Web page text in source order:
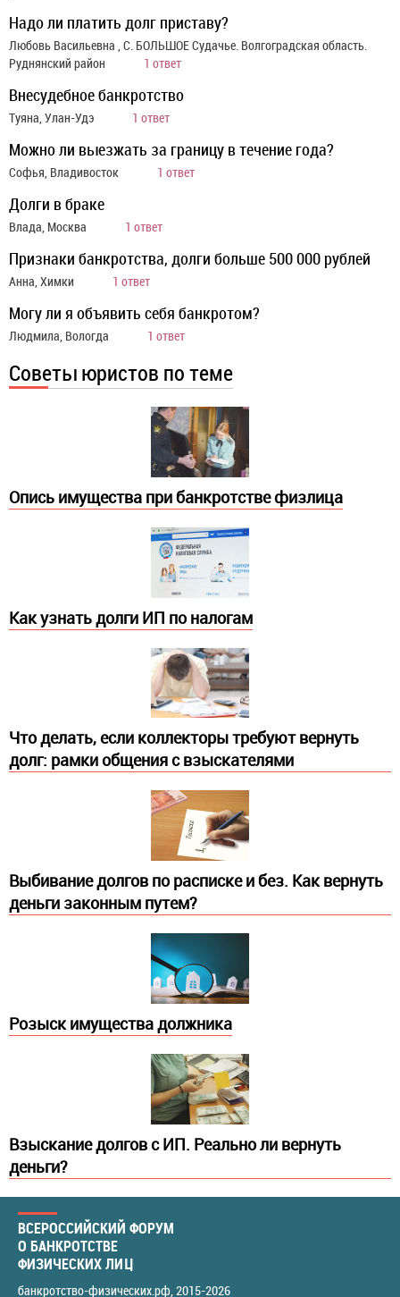
Надо ли платить долг приставу?
Любовь Васильевна , С. БОЛЬШОЕ Судачье. Волгоградская область.
Руднянский район
1 ответ
Внесудебное банкротство
Туяна, Улан-Удэ 1 ответ
Можно ли выезжать за границу в течение года?
Софья, Владивосток 1 ответ
Долги в браке
Влада, Москва 1 ответ
Признаки банкротства, долги больше 500 000 рублей
Анна, Химки 1 ответ
Могу ли я объявить себя банкротом?
Людмила, Вологда 1 ответ
Советы юристов по теме
Опись имущества при банкротстве физлица
Как узнать долги ИП по налогам
Что делать, если коллекторы требуют вернуть
долг: рамки общения с взыскателями
Выбивание долгов по расписке и без. Как вернуть
деньги законным путем?
Розыск имущества должника
Взыскание долгов с ИП. Реально ли вернуть
деньги?
ВСЕРОССИЙСКИЙ ФОРУМ
О БАНКРОТСТВЕ
ФИЗИЧЕСКИХ ЛИЦ
банкротство-физических.рф , 2015-2026